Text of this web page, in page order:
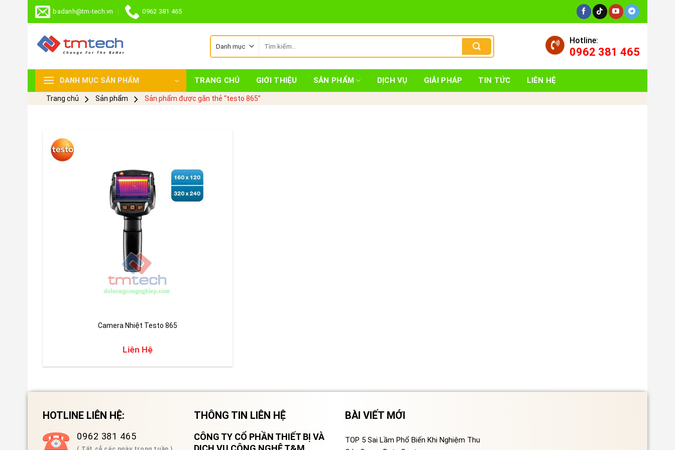
Skip
badanh@tm-tech.vn 0962 381 465
kiếm:
Hotline:
0962 381 465
DANH MỤC SẢN PHẨM TRANG CHỦ GIỚI THIỆU SẢN PHẨM DỊCH VỤ GIẢI PHÁP TIN TỨC LIÊN HỆ
Trang chủ Sản phẩm Sản phẩm được gắn thẻ “testo 865”
Camera Nhiệt Testo 865
Liên Hệ
HOTLINE LIÊN HỆ:
0962 381 465
THÔNG TIN LIÊN HỆ
CÔNG TY CỔ PHẦN THIẾT BỊ VÀ
BÀI VIẾT MỚI
TOP 5 Sai Lầm Phổ Biến Khi Nghiệm Thu